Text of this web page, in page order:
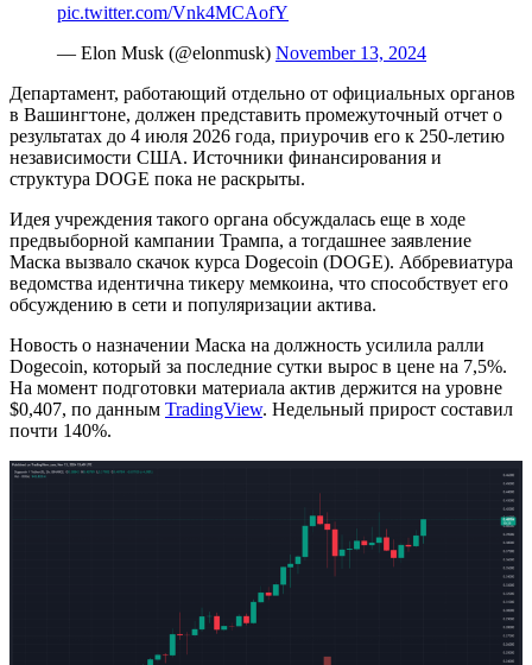
pic.twitter.com/Vnk4MCAofY
— Elon Musk (@elonmusk) November 13, 2024
Департамент, работающий отдельно от официальных органов
в Вашингтоне, должен представить промежуточный отчет о
результатах до 4 июля 2026 года, приурочив его к 250-летию
независимости США. Источники финансирования и
структура DOGE пока не раскрыты.
Идея учреждения такого органа обсуждалась еще в ходе
предвыборной кампании Трампа, а тогдашнее заявление
Маска вызвало скачок курса Dogecoin (DOGE). Аббревиатура
ведомства идентична тикеру мемкоина, что способствует его
обсуждению в сети и популяризации актива.
Новость о назначении Маска на должность усилила ралли
Dogecoin, который за последние сутки вырос в цене на 7,5%.
На момент подготовки материала актив держится на уровне
$0,407, по данным TradingView. Недельный прирост составил
почти 140%.